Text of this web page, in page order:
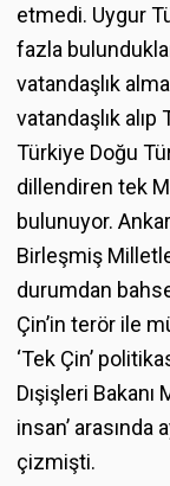
etmedi. Uygur
fazla
vatandaşlık
vatandaşlık alıp
Türkiye Doğu
dillendiren tek
bulunuyor.
Birleşmiş
durumdan
Çin’in terör ile
‘Tek Çin’
Dışişleri
insan’ arasında
çizmişti.